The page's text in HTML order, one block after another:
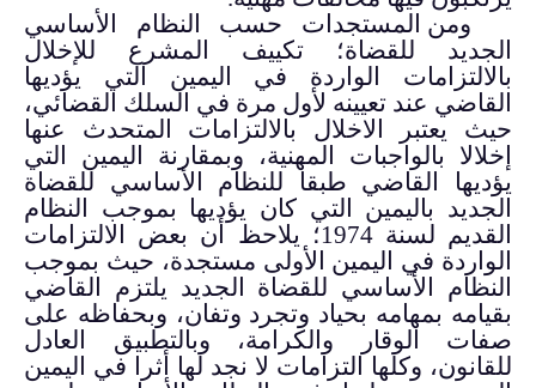
ومن المستجدات حسب النظام الأساسي
الجديد للقضاة؛ تكييف المشرع للإخلال
بالالتزامات الواردة في اليمين التي يؤديها
القاضي عند تعيينه لأول مرة في السلك القضائي،
حيث يعتبر الاخلال بالالتزامات المتحدث عنها
إخلالا بالواجبات المهنية، وبمقارنة اليمين التي
يؤديها القاضي طبقا للنظام الأساسي للقضاة
الجديد باليمين التي كان يؤديها بموجب النظام
القديم لسنة 1974؛ يلاحظ أن بعض الالتزامات
الواردة في اليمين الأولى مستجدة، حيث بموجب
النظام الأساسي للقضاة الجديد يلتزم القاضي
بقيامه بمهامه بحياد وتجرد وتفان، وبحفاظه على
صفات الوقار والكرامة، وبالتطبيق العادل
للقانون، وكلها التزامات لا نجد لها أثرا في اليمين